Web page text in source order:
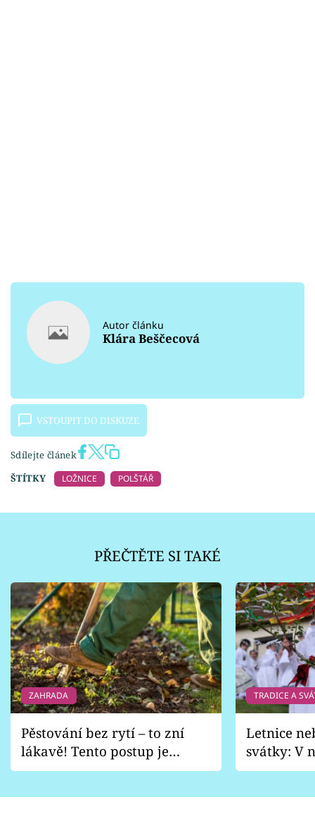
Autor článku
Klára Beščecová
VSTOUPIT DO DISKUZE
Sdílejte článek
ŠTÍTKY
LOŽNICE POLŠTÁŘ
PŘEČTĚTE SI TAKÉ
ZAHRADA
Pěstování bez rytí – to zní
lákavě! Tento postup je
vhodný jen pro některé
TRADICE A
Letnice
svátky: V
pondělí